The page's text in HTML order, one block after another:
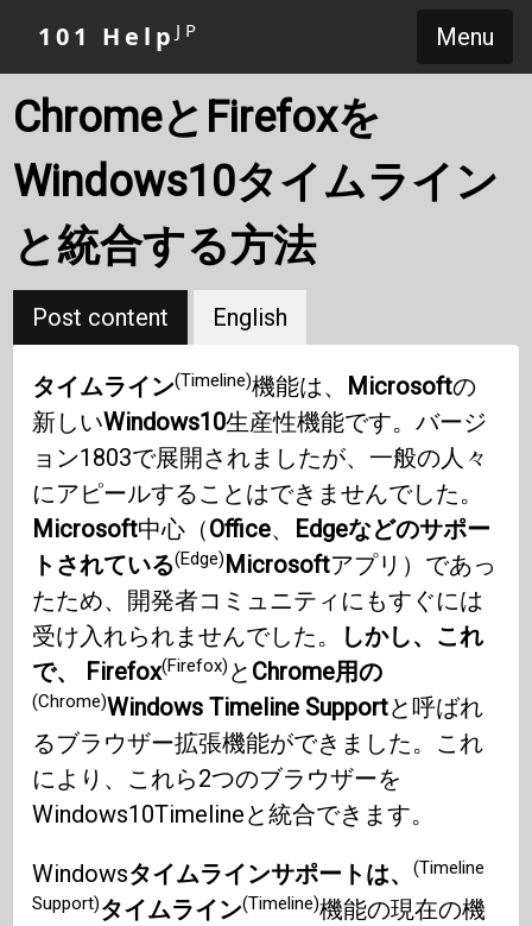
Menu
101 HelpJP
ChromeとFirefoxを
Windows10タイムライン
と統合する方法
Post content English
タイムライン(Timeline)機能は、 Microsoftの
新しいWindows10生産性機能です。バージ
ョン1803で展開されましたが、一般の人々
にアピールすることはできませんでした。
Microsoft中心（Office、 Edgeなどのサポー
トされている(Edge) Microsoftアプリ）であっ
たため、開発者コミュニティにもすぐには
受け入れられませんでした。
しかし、これ
で、 Firefox(Firefox) と Chrome用の
(Chrome)Windows Timeline Supportと呼ばれ
るブラウザー拡張機能ができました。これ
により、これら2つのブラウザーを
Windows10Timelineと統合できます。
Windowsタイムラインサポートは、(Timeline
Support)タイムライン(Timeline)機能の現在の機